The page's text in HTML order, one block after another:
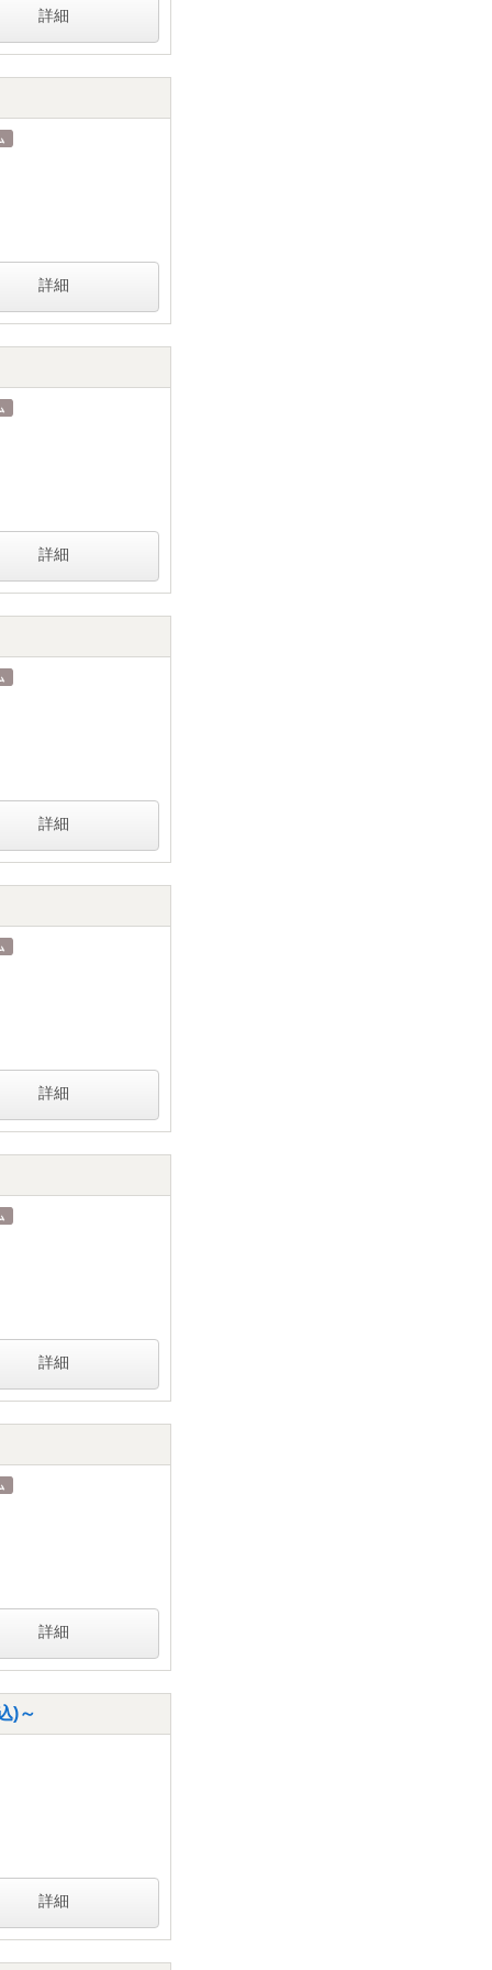
詳細
詳細
詳細
詳細
詳細
詳細
詳細
)～
詳細